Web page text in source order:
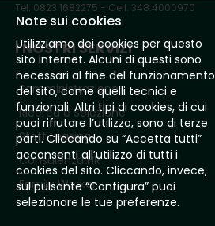
Tel. 0823.1682275 - Cell. 348.4000970
I NOSTRI SERVIZI
Somministrazione
Ricerca e Selezione
Staff Leasing
Consulenza HR
Family Worker
Note sui cookies
Utilizziamo dei cookies per questo
sito internet. Alcuni di questi sono
necessari al fine del funzionamento
del sito, come quelli tecnici e
funzionali. Altri tipi di cookies, di cui
puoi rifiutare l’utilizzo, sono di terze
parti. Cliccando su “Accetta tutti”
acconsenti all’utilizzo di tutti i
cookies del sito. Cliccando, invece,
sul pulsante “Configura” puoi
selezionare le tue preferenze.